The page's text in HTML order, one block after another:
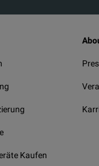
Kaufen